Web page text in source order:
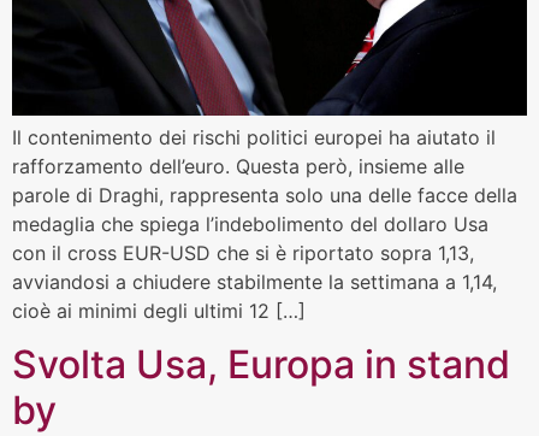
Il contenimento dei rischi politici europei ha aiutato il
rafforzamento dell’euro. Questa però, insieme alle
parole di Draghi, rappresenta solo una delle facce della
medaglia che spiega l’indebolimento del dollaro Usa
con il cross EUR-USD che si è riportato sopra 1,13,
avviandosi a chiudere stabilmente la settimana a 1,14,
cioè ai minimi degli ultimi 12 […]
Svolta Usa, Europa in stand
by